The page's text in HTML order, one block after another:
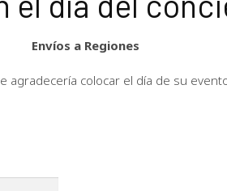
Envíos a Regiones
agradecería colocar el día de su